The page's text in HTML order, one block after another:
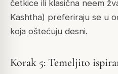
četkice ili klasična neem
Kashtha) preferiraju se u
koja oštećuju desni.
Korak 5: Temeljito